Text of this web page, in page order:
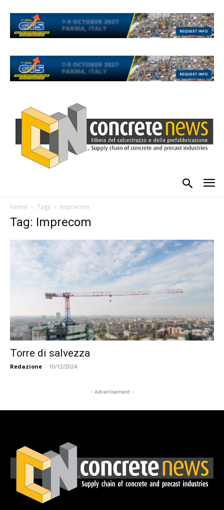
Home Tags Imprecom
Tag: Imprecom
Torre di salvezza
Redazione - 10/12/2024
- Advertisement -